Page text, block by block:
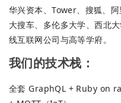
华兴资本、Tower、搜狐、阿
大搜车、多伦多大学、西北
线互联网公司与高等学府。
我们的技术栈：
全套 GraphQL + Ruby on